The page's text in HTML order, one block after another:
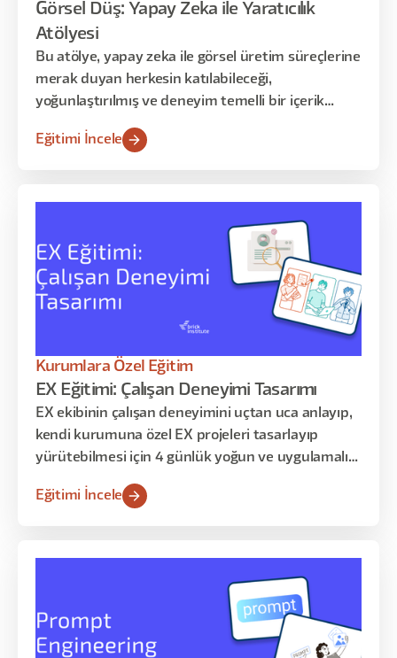
Görsel Düş: Yapay Zeka ile Yaratıcılık
Atölyesi
Bu atölye, yapay zeka ile görsel üretim süreçlerine
merak duyan herkesin katılabileceği,
yoğunlaştırılmış ve deneyim temelli bir içerik
kendi üretim süreçlerini başlatmayı, yaratıcı
Eğitimi İncele
Kurumlara Özel Eğitim
EX Eğitimi: Çalışan Deneyimi Tasarımı
EX ekibinin çalışan deneyimini uçtan uca anlayıp,
kendi kurumuna özel EX projeleri tasarlayıp
yürütebilmesi için 4 günlük yoğun ve uygulamalı
Eğitimi İncele